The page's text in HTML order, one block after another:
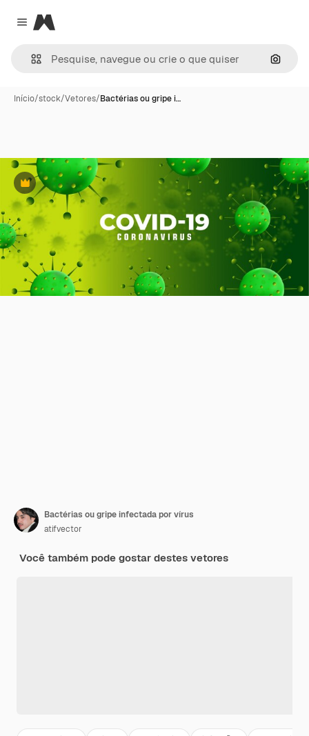
Close menu
Magnific
Início/stock/Vetores/Bactérias ou gripe i…
Premium
Bactérias ou gripe infectada por vírus
atifvector
Você também pode gostar destes vetores